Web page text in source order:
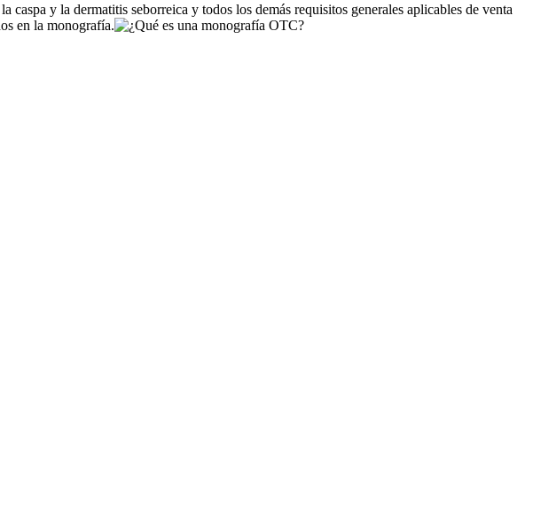
y la dermatitis seborreica y todos los demás requisitos generales aplicables de venta
en la monografía.